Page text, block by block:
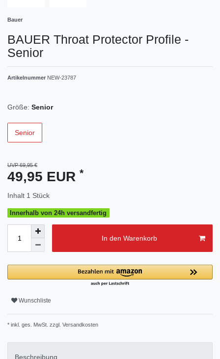
Bauer
BAUER Throat Protector Profile -
Senior
Artikelnummer NEW-23787
Größe: Senior
Senior
UVP 69,95 €
49,95 EUR *
Inhalt 1 Stück
Innerhalb von 24h versandfertig
In den Warenkorb
Wunschliste
* inkl. ges. MwSt. zzgl. Versandkosten
Beschreibung